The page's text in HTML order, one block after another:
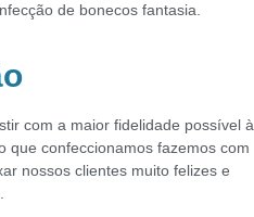
de bonecos fantasia.
com a maior fidelidade possível à
que confeccionamos fazemos com
nossos clientes muito felizes e